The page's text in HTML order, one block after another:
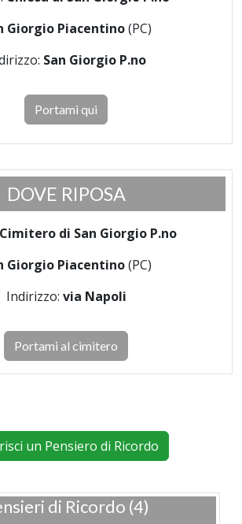
Giorgio Piacentino(PC)
San Giorgio P.no
Portami qui
DOVE RIPOSA
Cimitero di San Giorgio P.no
Giorgio Piacentino(PC)
Indirizzo: via Napoli
Portami al cimitero
un Pensiero di Ricordo
di Ricordo (4)